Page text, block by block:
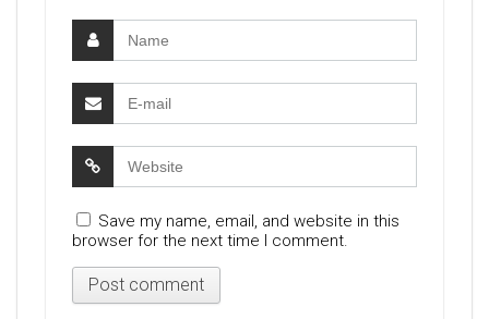
Save my name, email, and website in this
browser for the next time I comment.